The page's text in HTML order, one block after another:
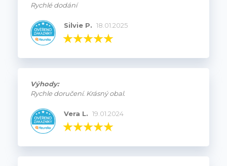
Rychlé dodání
Silvie P. 18.01.2025
Výhody:
Rychle doručení. Krásný obal.
Vera L. 19.01.2024